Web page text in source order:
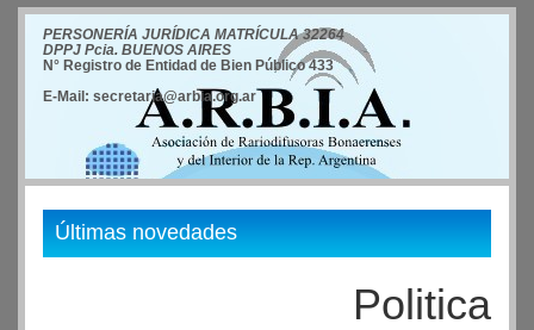
PERSONERÍA JURÍDICA MATRÍCULA 32264
DPPJ Pcia. BUENOS AIRES
N° Registro de Entidad de Bien Público 433
E-Mail: secretaria@arbia.org.ar
Últimas novedades
Politica